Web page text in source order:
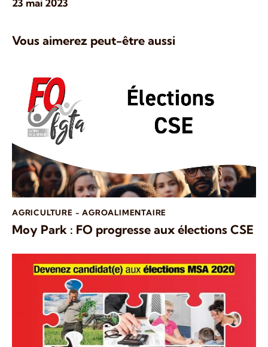
23 mai 2023
Vous aimerez peut-être aussi
AGRICULTURE - AGROALIMENTAIRE
Moy Park : FO progresse aux élections CSE